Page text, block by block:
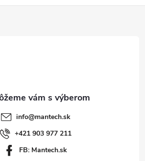
info@mantech.sk
+421 903 977 211
FB: Mantech.sk